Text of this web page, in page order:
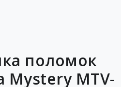
поломок
Mystery MTV-